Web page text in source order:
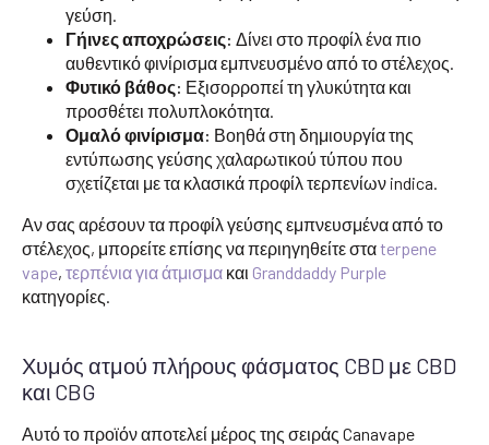
γεύση.
Γήινες αποχρώσεις: Δίνει στο προφίλ ένα πιο
αυθεντικό φινίρισμα εμπνευσμένο από το στέλεχος.
Φυτικό βάθος: Εξισορροπεί τη γλυκύτητα και
προσθέτει πολυπλοκότητα.
Ομαλό φινίρισμα: Βοηθά στη δημιουργία της
εντύπωσης γεύσης χαλαρωτικού τύπου που
σχετίζεται με τα κλασικά προφίλ τερπενίων indica.
Αν σας αρέσουν τα προφίλ γεύσης εμπνευσμένα από το
στέλεχος, μπορείτε επίσης να περιηγηθείτε σταterpene
vape, τερπένια για άτμισμα και Granddaddy Purple
κατηγορίες.
Χυμός ατμού πλήρους φάσματος CBD με CBD
και CBG
Αυτό το προϊόν αποτελεί μέρος της σειράς Canavape